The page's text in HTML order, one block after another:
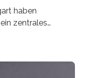
haben
zentrales
physikalische